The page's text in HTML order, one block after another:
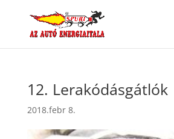
12. Lerakódásgátlók
2018.febr 8.